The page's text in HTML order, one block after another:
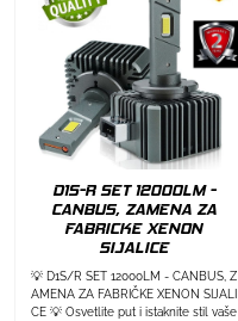
D1S-R SET 12000LM -
CANBUS, ZAMENA ZA
FABRICKE XENON
SIJALICE
💡 D1S/R SET 12000LM - CANBUS, Z
AMENA ZA FABRIČKE XENON SIJALI
CE 💡 Osvetlite put i istaknite stil vaše